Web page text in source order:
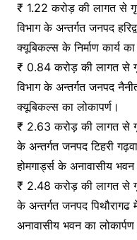
₹ 1.22 करोड़ की लागत से
विभाग के अन्तर्गत जनपद
क्यूबिकल्स के निर्माण कार्य का
₹ 0.84 करोड़ की लागत से
विभाग के अन्तर्गत जनपद
क्यूबिकल्स का लोकापर्ण।
₹ 2.63 करोड़ की लागत से गृह
के अन्तर्गत जनपद टिहरी
होमगार्ड्स के अनावासीय भवन
₹ 2.48 करोड़ की लागत से गृह
के अन्तर्गत जनपद पिथौरागढ
अनावासीय भवन का